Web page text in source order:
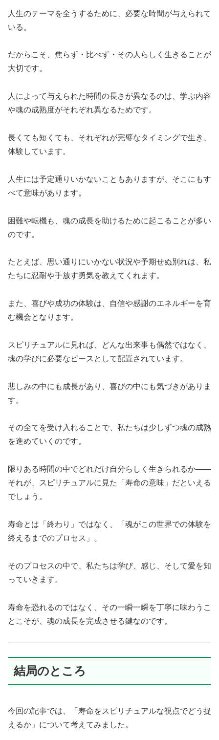
人生のテーマを全うするために、必要な時間が与えられて
いる。
だからこそ、焦らず・比べず・その人らしく生きることが
大切です。
人によって与えられた時間の長さが異なるのは、学ぶ内容
や魂の成熟度がそれぞれ異なるためです。
長くても短くても、それぞれが完璧なタイミングで生き、
体験しています。
人生には予定通りいかないこともありますが、そこにもす
べて意味があります。
困難や転機も、魂の成長を助けるために起こることが多い
のです。
たとえば、思い通りにいかない状況や予期せぬ別れは、私
たちに忍耐や手放す勇気を教えてくれます。
また、喜びや成功の体験は、自信や感謝のエネルギーを育
む機会となります。
スピリチュアルに見れば、どんな出来事も偶然ではなく、
魂の学びに必要なピースとして配置されています。
悲しみの中にも成長があり、喜びの中にも気づきがありま
す。
その全てを受け入れることで、私たちは少しずつ魂の成熟
を進めていくのです。
限りある時間の中でどれだけ自分らしく生きられるか——
それが、スピリチュアルに見た「寿命の意味」だといえる
でしょう。
寿命とは「終わり」ではなく、「魂がこの世界での体験を
終えるまでのプロセス」。
そのプロセスの中で、私たちは学び、感じ、そして愛を知
っていきます。
寿命を恐れるのではなく、その一瞬一瞬を丁寧に味わうこ
とこそが、魂の成長を完成させる鍵なのです。
結局のところ
今回の記事では、「寿命をスピリチュアルな視点でどう捉
えるか」について考えてみました。